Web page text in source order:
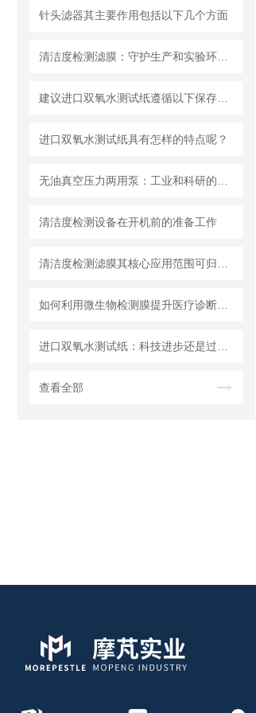
针头滤器其主要作用包括以下几个方面
进口双氧水测试纸具有怎样的特点呢？
清洁度检测设备在开机前的准备工作
查看全部